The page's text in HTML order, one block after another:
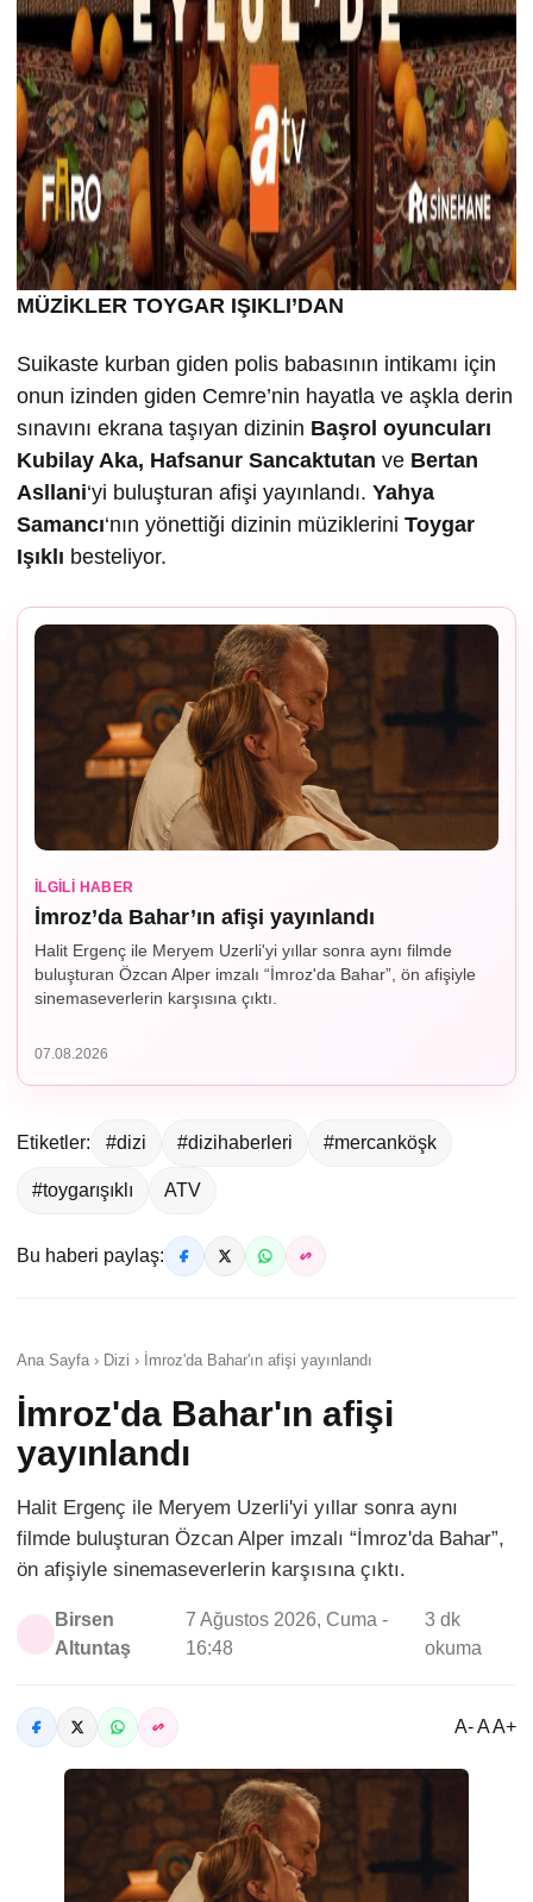
MÜZİKLER TOYGAR IŞIKLI’DAN
Suikaste kurban giden polis babasının intikamı için
onun izinden giden Cemre’nin hayatla ve aşkla derin
sınavını ekrana taşıyan dizinin Başrol oyuncuları
Kubilay Aka, Hafsanur Sancaktutan ve Bertan
Asllani‘yi buluşturan afişi yayınlandı. Yahya
Samancı‘nın yönettiği dizinin müziklerini Toygar
Işıklı besteliyor.
İLGILI HABER
İmroz’da Bahar’ın afişi yayınlandı
Halit Ergenç ile Meryem Uzerli'yi yıllar sonra aynı filmde
buluşturan Özcan Alper imzalı “İmroz'da Bahar”, ön afişiyle
sinemaseverlerin karşısına çıktı.
07.08.2026
Etiketler: #dizi #dizihaberleri #mercanköşk
#toygarışıklı ATV
Bu haberi paylaş:
Ana Sayfa › Dizi › İmroz'da Bahar'ın afişi yayınlandı
İmroz'da Bahar'ın afişi
yayınlandı
Halit Ergenç ile Meryem Uzerli'yi yıllar sonra aynı
filmde buluşturan Özcan Alper imzalı “İmroz'da Bahar”,
ön afişiyle sinemaseverlerin karşısına çıktı.
Birsen
Altuntaş
7 Ağustos 2026, Cuma -
16:48
3 dk
okuma
A- A A+